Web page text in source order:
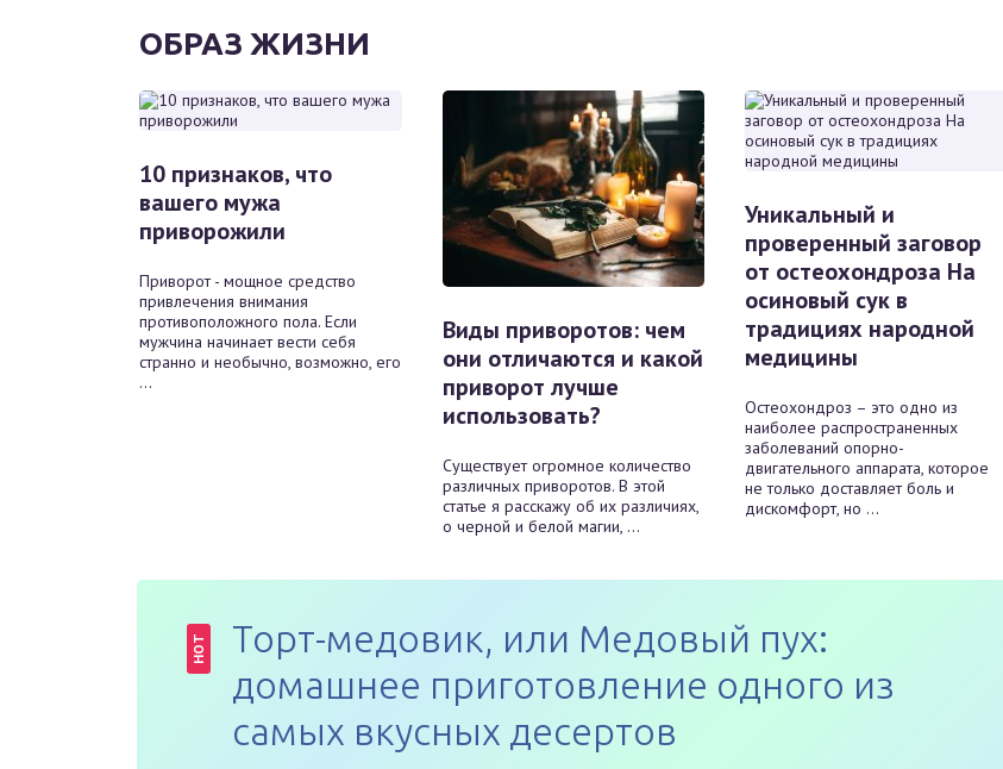
ОБРАЗ ЖИЗНИ
10 признаков, что
вашего мужа
приворожили
Приворот - мощное средство
привлечения внимания
противоположного пола. Если
мужчина начинает вести себя
странно и необычно, возможно, его
...
Виды приворотов: чем
они отличаются и какой
приворот лучше
использовать?
Существует огромное количество
различных приворотов. В этой
статье я расскажу об их различиях,
о черной и белой магии, ...
Уникальный и
проверенный заговор
от остеохондроза На
осиновый сук в
традициях народной
медицины
Остеохондроз – это одно из
наиболее распространенных
заболеваний опорно-
двигательного аппарата, которое
не только доставляет боль и
дискомфорт, но ...
HOT
Торт-медовик, или Медовый пух:
домашнее приготовление одного из
самых вкусных десертов